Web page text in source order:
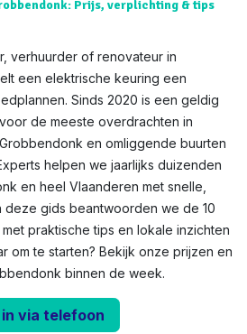
Prijs, verplichting & tips
verhuurder of renovateur in
een elektrische keuring een
Sinds 2020 is een geldig
de meeste overdrachten in
en omliggende buurten
helpen we jaarlijks duizenden
en heel Vlaanderen met snelle,
deze gids beantwoorden we de 10
praktische tips en lokale inzichten
om te starten? Bekijk onze prijzen en
binnen de week.
via telefoon